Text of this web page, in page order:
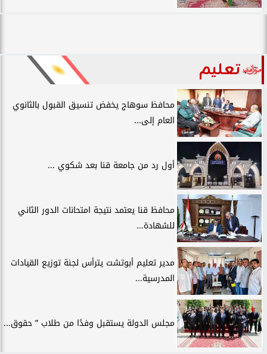
تعليم
محافظ سوهاج يخفض تنسيق القبول بالثانوي
العام إلى...
أول رد من جامعة قنا بعد شكوي ...
محافظ قنا يعتمد نتيجة امتحانات الدور الثاني
للشهادة...
مدير تعليم أبوتشت يترأس لجنة توزيع القيادات
المدرسية...
مجلس الدولة يستقبل وفدًا من طلاب ” حقوق...